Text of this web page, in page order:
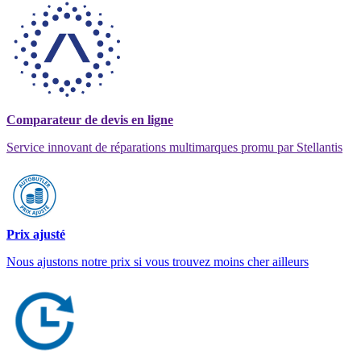
Comparateur de devis en ligne
Service innovant de réparations multimarques promu par Stellantis
Prix ajusté
Nous ajustons notre prix si vous trouvez moins cher ailleurs